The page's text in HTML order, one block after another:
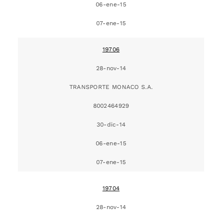
06-ene-15
07-ene-15
19706
28-nov-14
TRANSPORTE MONACO S.A.
8002464929
30-dic-14
06-ene-15
07-ene-15
19704
28-nov-14